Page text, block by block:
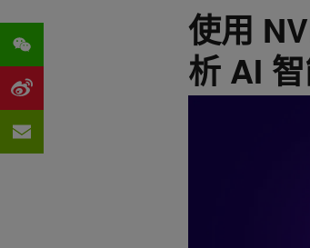
使用
析 AI